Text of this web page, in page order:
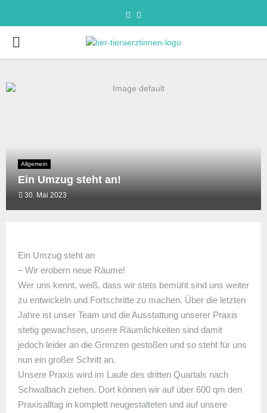
Allgemein
Ein Umzug steht an!
30. Mai 2023
Ein Umzug steht an
– Wir erobern neue Räume!
Wer uns kennt, weiß, dass wir stets bemüht sind uns weiter
zu entwickeln und Fortschritte zu machen. Über die letzten
Jahre ist unser Team und die Ausstattung unserer Praxis
stetig gewachsen, unsere Räumlichkeiten sind damit
jedoch leider an die Grenzen gestoßen und so steht für uns
nun ein großer Schritt an.
Unsere Praxis wird im Laufe des dritten Quartals nach
Schwalbach ziehen. Dort können wir auf über 600 qm den
Praxisalltag in komplett neugestalteten und auf unsere